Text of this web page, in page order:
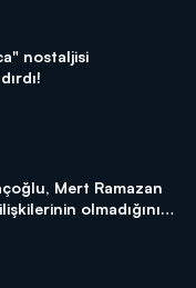
nostaljisi
Mert Ramazan
olmadığını